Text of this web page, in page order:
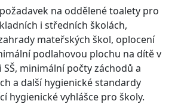
na oddělené toalety pro
i středních školách,
mateřských škol, oplocení
podlahovou plochu na dítě v
SŠ, minimální počty záchodů a
a další hygienické standardy
hygienické vyhlášce pro školy.